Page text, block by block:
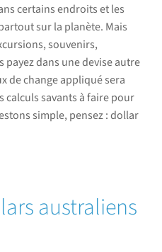
certains endroits et les
sur la planète. Mais
souvenirs,
dans une devise autre
de change appliqué sera
savants à faire pour
simple, pensez : dollar
australiens